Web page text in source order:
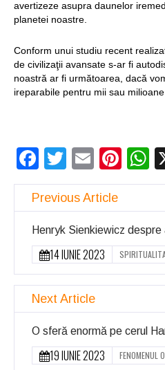
avertizeze asupra daunelor
planetei noastre.
Conform unui studiu recent
de civilizaţii avansate s-ar fi
noastră ar fi următoarea, dacă
ireparabile pentru mii sau
Facebook
Twitter
Email
Previous Article
Henryk Sienkiewicz despre
14 IUNIE 2023
Next Article
O sferă enormă pe cerul
19 IUNIE 2023 FENOMENUL